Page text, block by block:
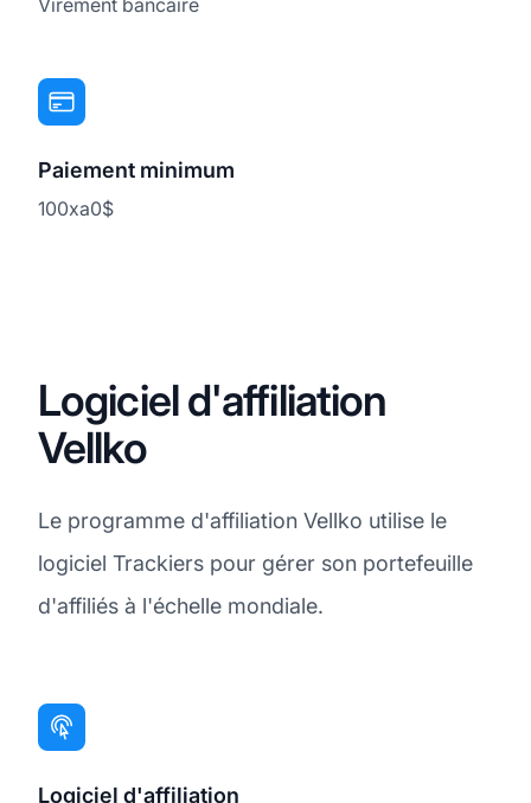
Paiement minimum
100xa0$
Logiciel d'affiliation
Vellko
Le programme d'affiliation Vellko utilise le
logiciel Trackiers pour gérer son portefeuille
d'affiliés à l'échelle mondiale.
Logiciel d'affiliation